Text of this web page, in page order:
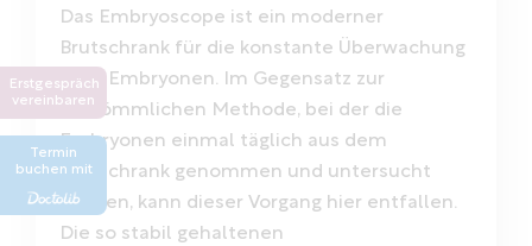
Termin
buchen mit
Erstgespräch
vereinbaren
Das Embryoscope ist ein moderner
Brutschrank für die konstante Überwachung
Ihrer Embryonen. Im Gegensatz zur
herkömmlichen Methode, bei der die
Embryonen einmal täglich aus dem
Brutschrank genommen und untersucht
werden, kann dieser Vorgang hier entfallen.
Die so stabil gehaltenen